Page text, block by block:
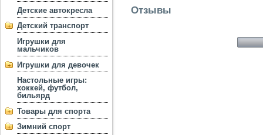
Детские автокресла
Детский транспорт
Игрушки для
мальчиков
Игрушки для девочек
Настольные игры:
хоккей, футбол,
бильярд
Товары для спорта
Зимний спорт
Отзывы